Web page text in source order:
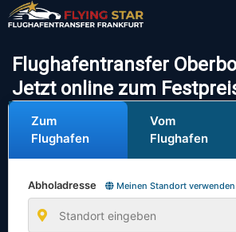
Flughafentransfer
Jetzt online zum
Zum
Flughafen
Vom
Flughafen
Abholadresse Meinen Standort verwenden